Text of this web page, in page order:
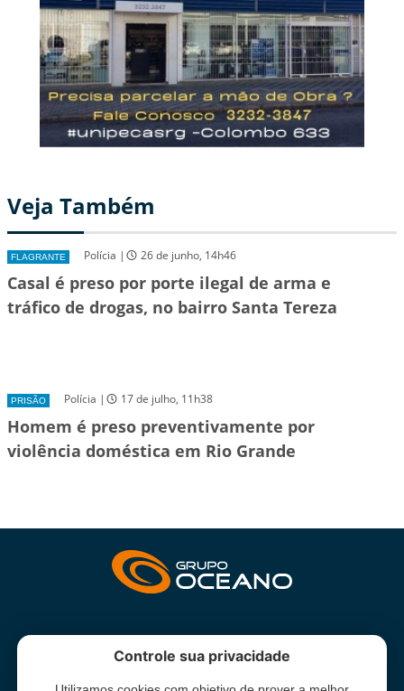
Veja Também
FLAGRANTE Polícia | 26 de junho, 14h46
Casal é preso por porte ilegal de arma e
tráfico de drogas, no bairro Santa Tereza
PRISÃO Polícia | 17 de julho, 11h38
Homem é preso preventivamente por
violência doméstica em Rio Grande
INSTITUCIONAL
Controle sua privacidade